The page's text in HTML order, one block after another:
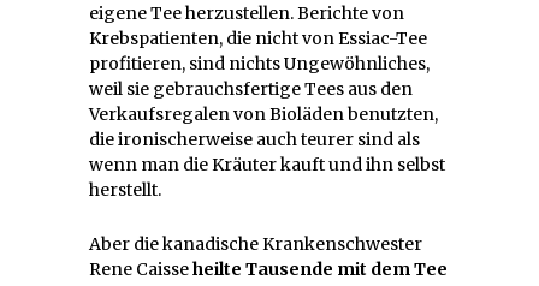
eigene Tee herzustellen. Berichte von
Krebspatienten, die nicht von Essiac-Tee
profitieren, sind nichts Ungewöhnliches,
weil sie gebrauchsfertige Tees aus den
Verkaufsregalen von Bioläden benutzten,
die ironischerweise auch teurer sind als
wenn man die Kräuter kauft und ihn selbst
herstellt.
Aber die kanadische Krankenschwester
Rene Caisseheilte Tausende mit dem Tee